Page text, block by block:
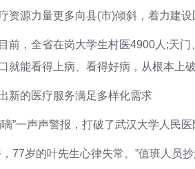
资源力量更多向县(市)倾斜，着力建设
前，全省在岗大学生村医4900人;天
就能看得上病、看得好病，从根本上
新的医疗服务满足多样化需求
嘀”一声声警报，打破了武汉大学人民
，77岁的叶先生心律失常。”值班人员